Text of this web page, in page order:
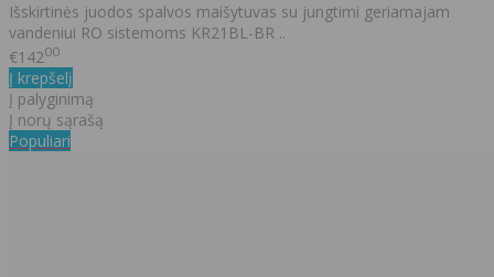
Išskirtinės juodos spalvos maišytuvas su jungtimi geriamajam
vandeniui RO sistemoms KR21BL-BR ..
€14200
Į krepšelį
Į palyginimą
Į norų sąrašą
Populiari